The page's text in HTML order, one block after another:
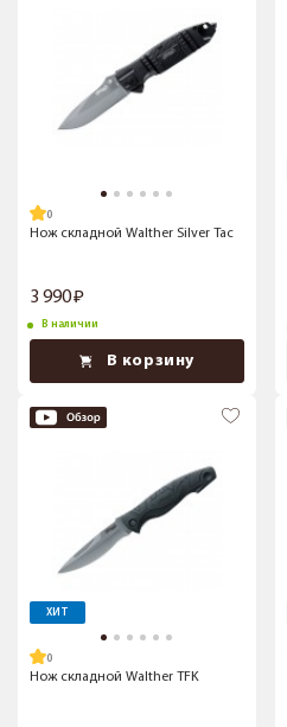
Нож складной Walther Silver Tac
3 990
В наличии
В корзину
ХИТ
Нож складной Walther TFK